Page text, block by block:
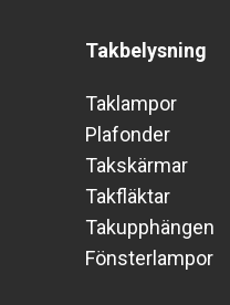
Takbelysning
Taklampor
Plafonder
Takskärmar
Takfläktar
Takupphängen
Fönsterlampor